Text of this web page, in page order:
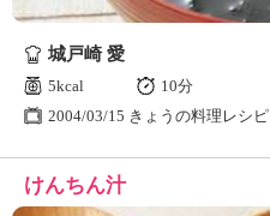
城戸崎 愛
5kcal
10分
2004/03/15 きょうの料理レシピ
けんちん汁